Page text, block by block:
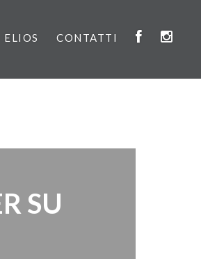
ELIOS CONTATTI
SU